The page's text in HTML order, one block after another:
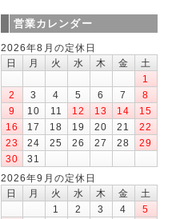
営業カレンダー
2026年8月の定休日
日
月 火 水 木 金
土
1
2
3 4 5 6 7
8
9
10 11 12 13 14
15
16
17 18 19 20 21
22
23
24 25 26 27 28
29
30
31
2026年9月の定休日
日
月 火 水 木 金
土
1
2 3 4
5